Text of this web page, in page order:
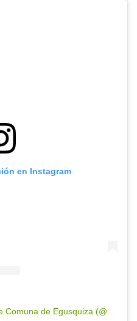
en Instagram
Una publicación compartida de Comuna de Egusquiza (@comuna.egusquiza)